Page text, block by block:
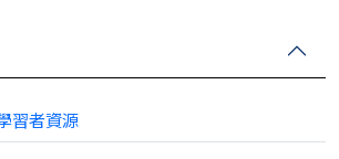
習者資源